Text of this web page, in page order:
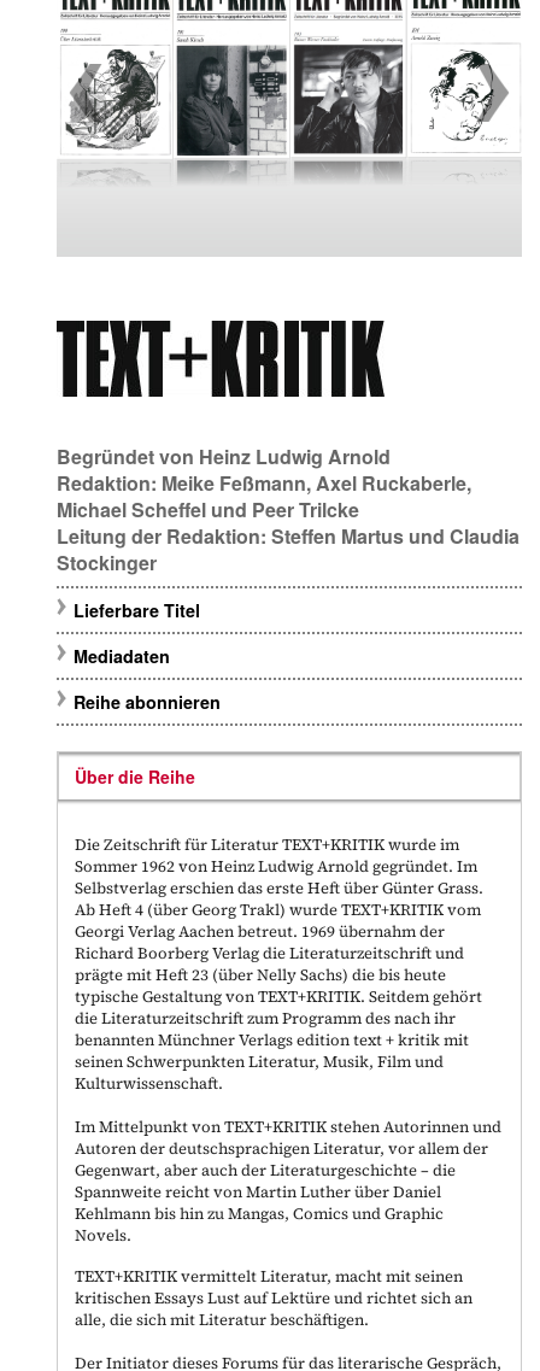
Begründet von Heinz Ludwig Arnold
Redaktion: Meike Feßmann,Axel Ruckaberle,
Michael Scheffel und Peer Trilcke
Leitung der Redaktion: Steffen Martus und Claudia
Stockinger
Lieferbare Titel
Mediadaten
Reihe abonnieren
Über die Reihe
Die Zeitschrift für Literatur TEXT+KRITIK wurde im
Sommer 1962 von Heinz Ludwig Arnold gegründet. Im
Selbstverlag erschien das erste Heft über Günter Grass.
Ab Heft 4 (über Georg Trakl) wurde TEXT+KRITIK vom
Georgi Verlag Aachen betreut. 1969 übernahm der
Richard Boorberg Verlag die Literaturzeitschrift und
prägte mit Heft 23 (über Nelly Sachs) die bis heute
typische Gestaltung von TEXT+KRITIK. Seitdem gehört
die Literaturzeitschrift zum Programm des nach ihr
benannten Münchner Verlags edition text + kritik mit
seinen Schwerpunkten Literatur, Musik, Film und
Kulturwissenschaft.
Im Mittelpunkt von TEXT+KRITIK stehen Autorinnen und
Autoren der deutschsprachigen Literatur, vor allem der
Gegenwart, aber auch der Literaturgeschichte – die
Spannweite reicht von Martin Luther über Daniel
Kehlmann bis hin zu Mangas, Comics und Graphic
Novels.
TEXT+KRITIK vermittelt Literatur, macht mit seinen
kritischen Essays Lust auf Lektüre und richtet sich an
alle, die sich mit Literatur beschäftigen.
Der Initiator dieses Forums für das literarische Gespräch,